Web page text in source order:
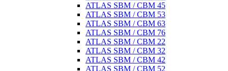
ATLAS SBM / CBM 45
ATLAS SBM / CBM 53
ATLAS SBM / CBM 63
ATLAS SBM / CBM 76
ATLAS SBM / CBM 22
ATLAS SBM / CBM 32
ATLAS SBM / CBM 42
ATLAS SBM / CBM 52